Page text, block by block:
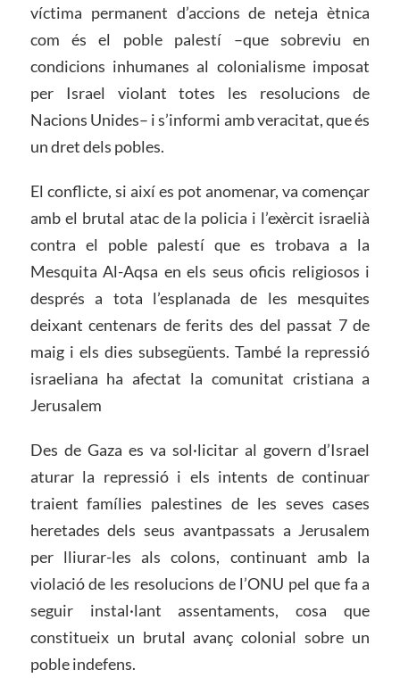
víctima permanent d’accions de neteja ètnica
com és el poble palestí –que sobreviu en
condicions inhumanes al colonialisme imposat
per Israel violant totes les resolucions de
Nacions Unides– i s’informi amb veracitat, que és
un dret dels pobles.
El conflicte, si així es pot anomenar, va començar
amb el brutal atac de la policia i l’exèrcit israelià
contra el poble palestí que es trobava a la
Mesquita Al-Aqsa en els seus oficis religiosos i
després a tota l’esplanada de les mesquites
deixant centenars de ferits des del passat 7 de
maig i els dies subsegüents. També la repressió
israeliana ha afectat la comunitat cristiana a
Jerusalem
Des de Gaza es va sol·licitar al govern d’Israel
aturar la repressió i els intents de continuar
traient famílies palestines de les seves cases
heretades dels seus avantpassats a Jerusalem
per lliurar-les als colons, continuant amb la
violació de les resolucions de l’ONU pel que fa a
seguir instal·lant assentaments, cosa que
constitueix un brutal avanç colonial sobre un
poble indefens.